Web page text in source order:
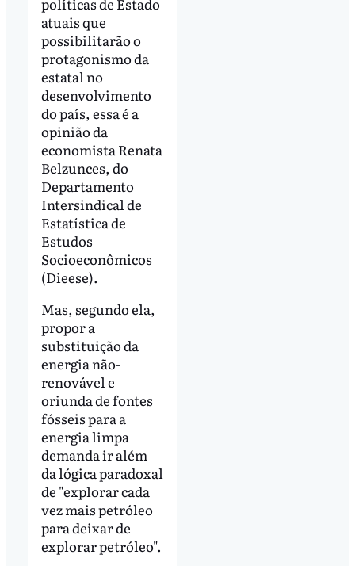
atuais que
possibilitarão o
protagonismo da
estatal no
desenvolvimento
do país, essa é a
opinião da
economista Renata
Belzunces, do
Departamento
Intersindical de
Estatística de
Estudos
Socioeconômicos
(Dieese).
Mas, segundo ela,
propor a
substituição da
energia não-
renovável e
oriunda de fontes
fósseis para a
energia limpa
demanda ir além
da lógica paradoxal
de "explorar cada
vez mais petróleo
para deixar de
explorar petróleo".